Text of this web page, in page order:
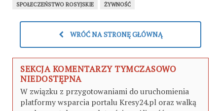
SPOŁECZEŃSTWO ROSYJSKIE
ŻYWNOŚĆ
WRÓĆ NA STRONĘ GŁÓWNĄ
SEKCJA KOMENTARZY TYMCZASOWO
NIEDOSTĘPNA
W związku z przygotowaniami do uruchomienia
platformy wsparcia portalu Kresy24.pl oraz walką